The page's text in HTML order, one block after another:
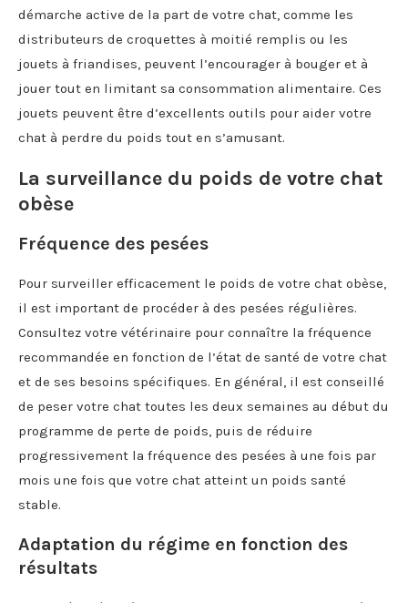
démarche active de la part de votre chat, comme les
distributeurs de croquettes à moitié remplis ou les
jouets à friandises, peuvent l’encourager à bouger et à
jouer tout en limitant sa consommation alimentaire. Ces
jouets peuvent être d’excellents outils pour aider votre
chat à perdre du poids tout en s’amusant.
La surveillance du poids de votre chat
obèse
Fréquence des pesées
Pour surveiller efficacement le poids de votre chat obèse,
il est important de procéder à des pesées régulières.
Consultez votre vétérinaire pour connaître la fréquence
recommandée en fonction de l’état de santé de votre chat
et de ses besoins spécifiques. En général, il est conseillé
de peser votre chat toutes les deux semaines au début du
programme de perte de poids, puis de réduire
progressivement la fréquence des pesées à une fois par
mois une fois que votre chat atteint un poids santé
stable.
Adaptation du régime en fonction des
résultats